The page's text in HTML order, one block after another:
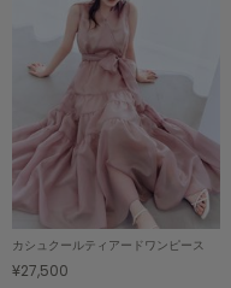
KEEN
ラート
le
ル
カシュクールティアードワンピース
¥27,500